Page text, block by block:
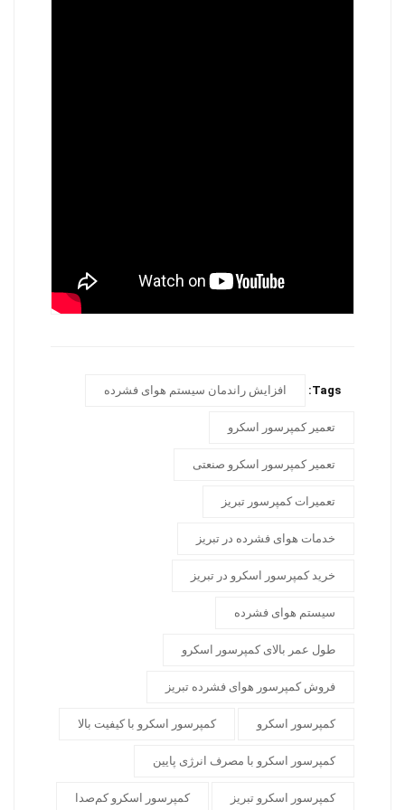
Tags: افزایش راندمان سیستم هوای فشرده
تعمیر کمپرسور اسکرو
تعمیر کمپرسور اسکرو صنعتی
تعمیرات کمپرسور تبریز
خدمات هوای فشرده در تبریز
خرید کمپرسور اسکرو در تبریز
سیستم هوای فشرده
طول عمر بالای کمپرسور اسکرو
فروش کمپرسور هوای فشرده تبریز
کمپرسور اسکرو کمپرسور اسکرو با کیفیت بالا
کمپرسور اسکرو با مصرف انرژی پایین
کمپرسور اسکرو تبریز کمپرسور اسکرو کم‌صدا